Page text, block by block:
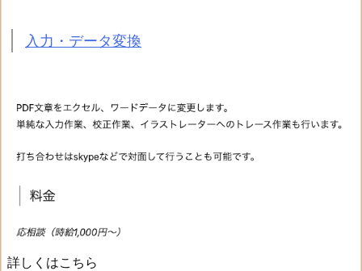
入力・データ変換
詳しくはこちら